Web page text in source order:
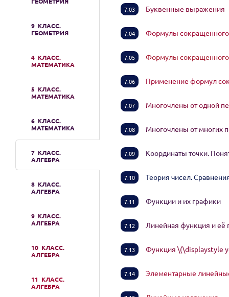
9 КЛАСС.
ГЕОМЕТРИЯ
4 КЛАСС.
МАТЕМАТИКА
5 КЛАСС.
МАТЕМАТИКА
6 КЛАСС.
МАТЕМАТИКА
7 КЛАСС.
АЛГЕБРА
8 КЛАСС.
АЛГЕБРА
9 КЛАСС.
АЛГЕБРА
10 КЛАСС.
АЛГЕБРА
11 КЛАСС.
АЛГЕБРА
7.03 Буквенные выражения
7.04 Формулы
7.05 Формулы
7.06 Применение формул
7.07 Многочлены от одной
7.08 Многочлены от многих
7.09 Координаты точки.
7.10 Теория чисел.
7.11 Функции и их графики
7.12 Линейная функция и
7.13 Функция \(\displaystyle
7.14 Элементарные